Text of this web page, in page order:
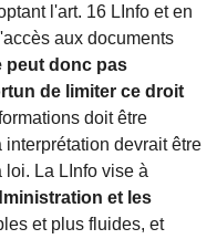
l'art. 16 LInfo et en
aux documents
peut donc pas
de limiter ce droit
doit être
interprétation devrait être
La LInfo vise à
et les
et plus fluides, et